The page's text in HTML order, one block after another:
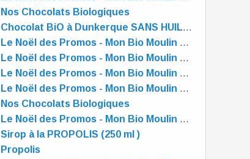
Nos Chocolats Biologiques
Chocolat BiO à Dunkerque SANS HUILE de PALME
Le Noël des Promos - Mon Bio Moulin à Dunkerque
Le Noël des Promos - Mon Bio Moulin à Dunkerque
Le Noël des Promos - Mon Bio Moulin à Dunkerque
Le Noël des Promos - Mon Bio Moulin à Dunkerque
Nos Chocolats Biologiques
Le Noël des Promos - Mon Bio Moulin à Dunkerque
Sirop à la PROPOLIS (250 ml )
Propolis